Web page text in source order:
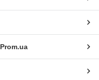
Prom.ua